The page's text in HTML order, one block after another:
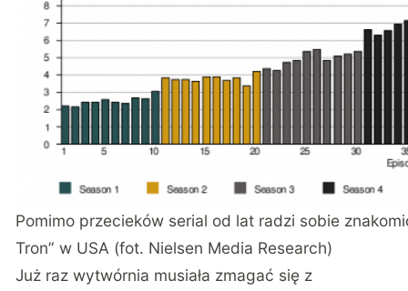
Pomimo przecieków serial od lat radzi sobie
Tron” w USA (fot. Nielsen Media Research)
Już raz wytwórnia musiała zmagać się z